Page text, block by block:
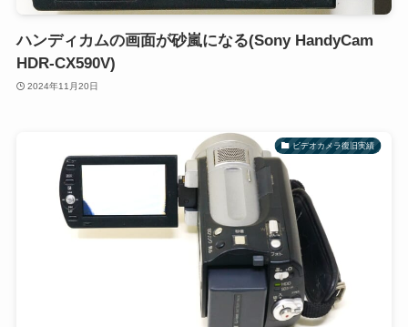
ハンディカムの画面が砂嵐になる(Sony HandyCam
HDR-CX590V)
2024年11月20日
ビデオカメラ復旧実績